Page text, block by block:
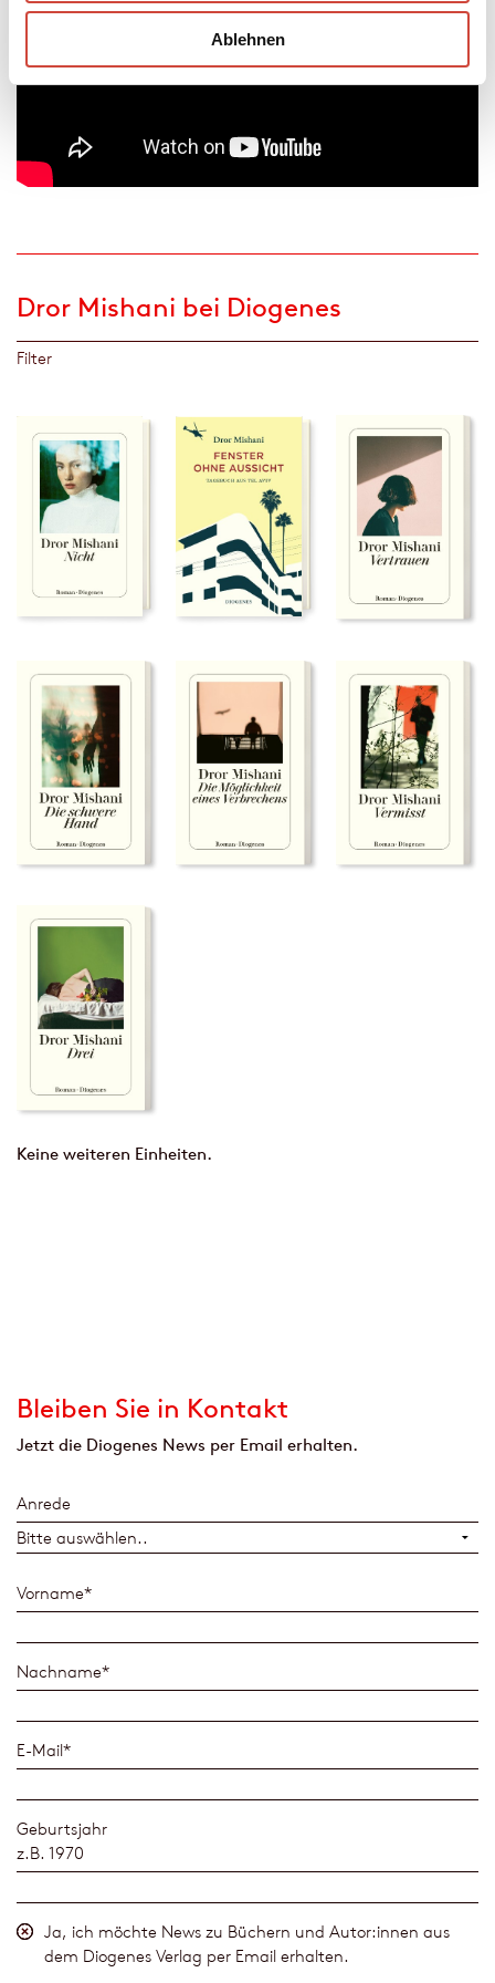
Ablehnen
Dror Mishani bei Diogenes
Filter
Keine weiteren Einheiten.
Bleiben Sie in Kontakt
Jetzt die Diogenes News per Email erhalten.
Anrede
Vorname*
Nachname*
E-Mail*
Geburtsjahr
z.B. 1970
Ja, ich möchte News zu Büchern und Autor:innen aus
dem Diogenes Verlag per Email erhalten.